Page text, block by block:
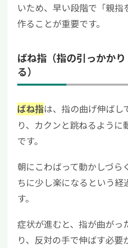
いため、早い段階で「親指
作ることが重要です。
ばね指（指の引っかか
る）
ばね指は、指の曲げ伸ばし
り、カクンと跳ねるように
です。
朝にこわばって動かしづら
ちに少し楽になるという経
す。
症状が進むと、指が曲がっ
り、反対の手で伸ばす必要